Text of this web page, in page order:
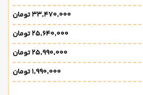
۳۳٬۴۷۰٬۰۰۰ تومان
۲۵٬۶۴۰٬۰۰۰ تومان
۲۵٬۹۹۰٬۰۰۰ تومان
۱٬۹۹۰٬۰۰۰ تومان